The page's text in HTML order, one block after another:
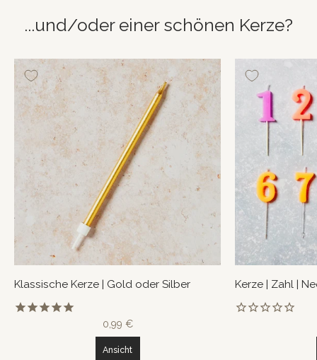
...und/oder einer schönen Kerze?
Klassische Kerze | Gold oder Silber
0,99 €
Ansicht
Kerze | Zahl |